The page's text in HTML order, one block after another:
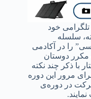
خود
سلسله
را در آکادمی
مکرر دوستان
با ذکر چند نکته
مرور این دوره
شرکت در دوره‌ی